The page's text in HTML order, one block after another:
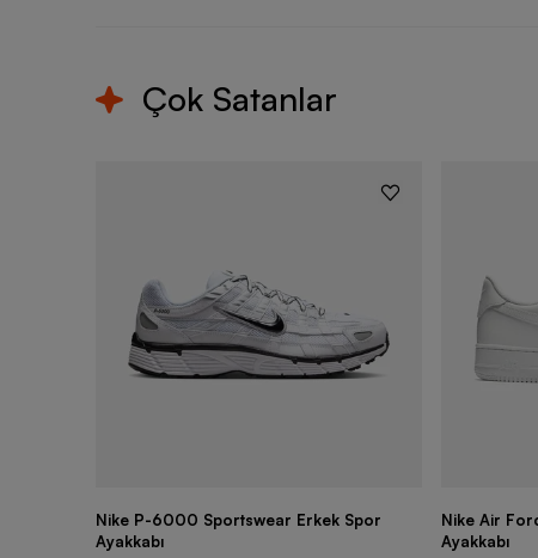
Çok Satanlar
Nike P-6000 Sportswear Erkek Spor
Ayakkabı
Nike Air
Ayakkabı